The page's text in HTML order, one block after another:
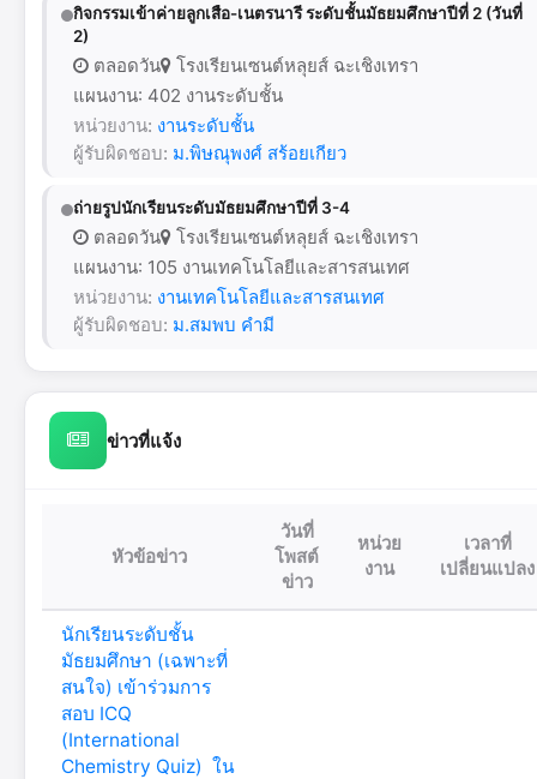
กิจกรรมเข้าค่ายลูกเสือ-เนตรนารี ระดับชั้นมัธยมศึกษาปีที่ 2 (วันที่
2)
ตลอดวัน
โรงเรียนเซนต์หลุยส์ ฉะเชิงเทรา
แผนงาน: 402 งานระดับชั้น
หน่วยงาน: งานระดับชั้น
ผู้รับผิดชอบ: ม.พิษณุพงศ์ สร้อยเกียว
ถ่ายรูปนักเรียนระดับมัธยมศึกษาปีที่ 3-4
ตลอดวัน
โรงเรียนเซนต์หลุยส์ ฉะเชิงเทรา
แผนงาน: 105 งานเทคโนโลยีและสารสนเทศ
หน่วยงาน: งานเทคโนโลยีและสารสนเทศ
ผู้รับผิดชอบ: ม.สมพบ คำมี
ข่าวที่แจ้ง
หัวข้อข่าว
วันที่
โพสต์
ข่าว
หน่วย
งาน
เวลาที่
เปลี่ยนแปลง
นักเรียนระดับชั้น
มัธยมศึกษา (เฉพาะที่
สนใจ) เข้าร่วมการ
สอบ ICQ
(International
Chemistry Quiz) ใน